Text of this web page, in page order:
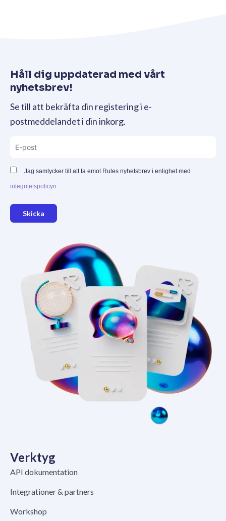
Håll dig uppdaterad med vårt
nyhetsbrev!
Se till att bekräfta din registering i e-
postmeddelandet i din inkorg.
Jag samtycker till att ta emot Rules nyhetsbrev i enlighet med
integritetspolicyn
Skicka
Verktyg
API dokumentation
Integrationer & partners
Workshop